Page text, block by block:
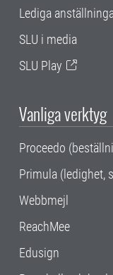
Lediga
SLU i media
SLU Play
Vanliga verktyg
Proceedo
Primula (ledighet,
Webbmejl
ReachMee
Edusign